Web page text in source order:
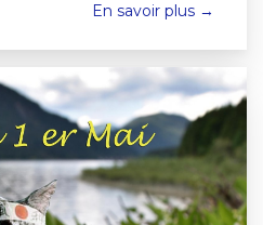
En savoir plus →